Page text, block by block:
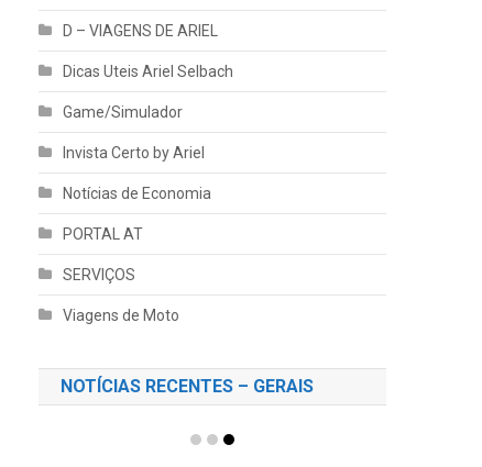
D – VIAGENS DE ARIEL
Dicas Uteis Ariel Selbach
Game/Simulador
Invista Certo by Ariel
Notícias de Economia
PORTAL AT
SERVIÇOS
Viagens de Moto
NOTÍCIAS RECENTES – GERAIS